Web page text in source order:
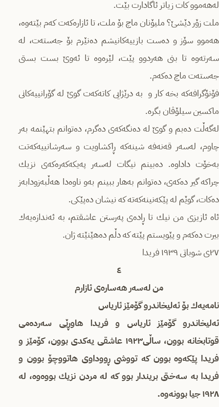
لەهەموو كات زیاتر ئاگادارت بێت.
ملت زۆر دێشێ‌؟ ملیۆنان ماچ بۆ ملت، تا ئازارەكەت كەم بێتەوە،
هەموو سۆز و دەست بازییەكانیشم دەنێرم بۆ جەستەت، لە
سەرتەوە تا بنی هەردوو پێت، لێرەوە تا ئەوێ‌ بست بستی
جەستەت ماچ دەكەم.
فۆنۆگرافەكە بخە كار و بە درێژایی كاتەكەت گوێ‌ لە گۆرانییەكانی
ماكسین سیلۆڤان بگرە.
لەگەڵت دەبم و گوێ لە دەنگەكەی دەگرم، دەتوانم بتهێنمە بەر
چاوم، لەسەر قەنەفە شینەكە ڕاكشاویت و سەرشانییەكەتت
بەخۆت داداوە. دەبینم نیگات لەسەر پەیكەكەرەكەی نزیك
چراكە گیر دەكەی، دەتوانم بەهار ببینم بەو ناوەدا هەڵبەزودابەز
دەكات، گوێم لە پێكەنینەكەتە كە نیشان دەپێكی.
ئاه ئازیزی من نیك تا ڕادەی پەرستن عاشقتم، بە ئەندازەیەك
بیرت دەكەم و پێویستم پێتە كە دڵم دەهێنێتە ژان.
٢٧ی شوباتی ١٩٣٩ فریدا
٤
من لەسەر هەسارەی ئازارم
نامەیەك بۆئەلیخاندرو گۆمێز ئاریاس
ئەلیخاندرو گۆمێز ئاریاس و فریدا هاوڕێی سەردەمی
قوتابخانە بوون، ساڵی١٩٢٣ عاشقی یەكدی بوون، كۆمێز و
فریدا پێكەوە بوون كە تووشی ڕووداوی هاتووچۆ بوون و
فریدا بە سەختی بریندار بوو كە لە مردن نزیك بووەوە، لە
١٩٢٨ جیا بوونەوە.